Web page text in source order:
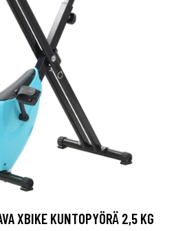
XBIKE KUNTOPYÖRÄ 2,5 KG